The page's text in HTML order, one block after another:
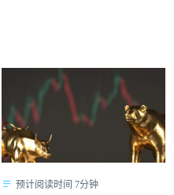
预计阅读时间 7分钟